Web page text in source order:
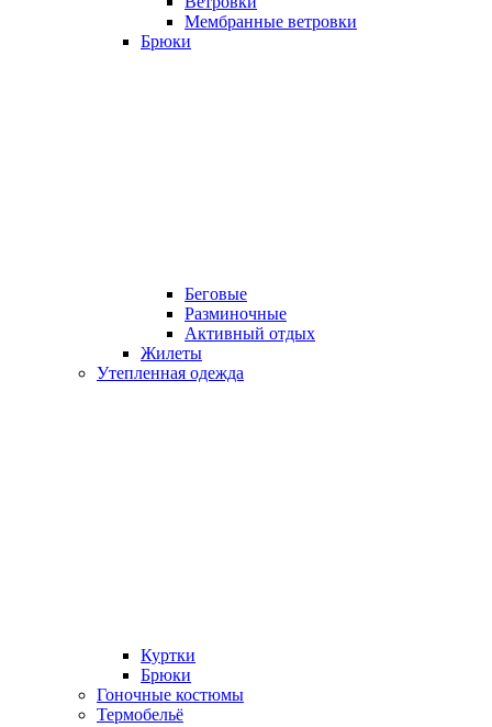
Мембранные ветровки
Брюки
Беговые
Разминочные
Активный отдых
Жилеты
Утепленная одежда
Куртки
Брюки
Гоночные костюмы
Термобельё